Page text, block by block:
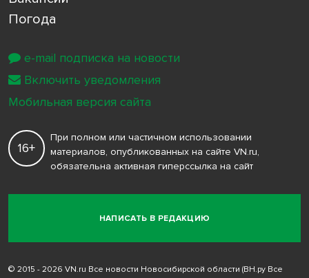
Погода
НАПИСАТЬ В РЕДАКЦИЮ
16+
При полном или частичном использовании
материалов, опубликованных на сайте VN.ru,
обязательна активная гиперссылка на сайт
© 2015 - 2026 VN.ru Все новости Новосибирской области (ВН.ру Все
e-mail подписка на новости
Включить уведомления
Мобильная версия сайта